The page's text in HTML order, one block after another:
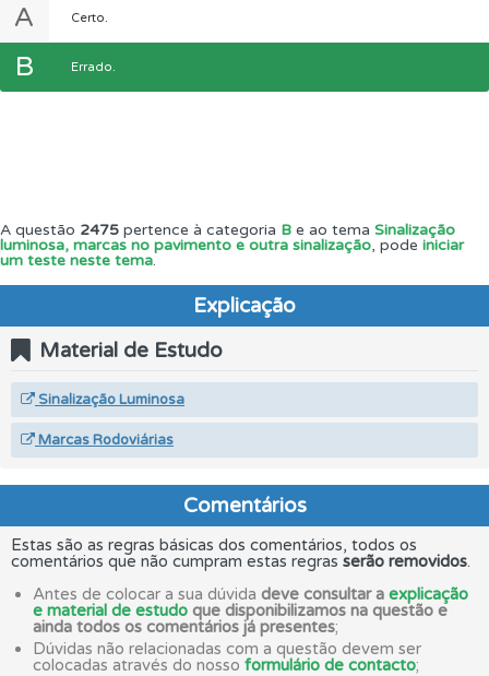
A Certo.
B Errado.
A questão 2475 pertence à categoria B e ao tema Sinalização
luminosa, marcas no pavimento e outra sinalização, pode iniciar
um teste neste tema.
Explicação
Material de Estudo
Sinalização Luminosa
Marcas Rodoviárias
Comentários
Estas são as regras básicas dos comentários, todos os
comentários que não cumpram estas regras serão removidos.
Antes de colocar a sua dúvida deve consultar a explicação
e material de estudo que disponibilizamos na questão e
ainda todos os comentários já presentes;
Dúvidas não relacionadas com a questão devem ser
colocadas através do nosso formulário de contacto;